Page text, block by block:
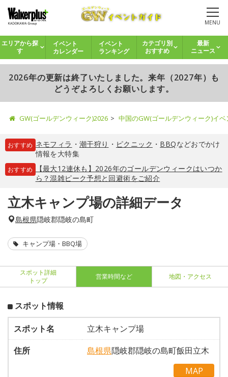
MENU
エリアから探
す
イベント
カレンダー
イベント
ランキング
カテゴリ別
おすすめ
最新
ニュース
2026年の更新は終了いたしました。来年（2027年）も
どうぞよろしくお願いします。
GW(ゴールデンウィーク)2026 中国のGW(ゴールデンウィーク)イ
おすすめ ネモフィラ ・ 潮干狩り ・ ピクニック ・ BBQなどおでかけ
情報を大特集
おすすめ
【最大12連休も】2026年のゴールデンウィークはいつか
ら？混雑ピーク予想と回避術をご紹介
立木キャンプ場の詳細データ
島根県隠岐郡隠岐の島町
キャンプ場・BBQ場
スポット詳細
トップ
営業時間など 地図・アクセス
スポット情報
スポット名
立木キャンプ場
住所
島根県隠岐郡隠岐の島町飯田立木
MAP